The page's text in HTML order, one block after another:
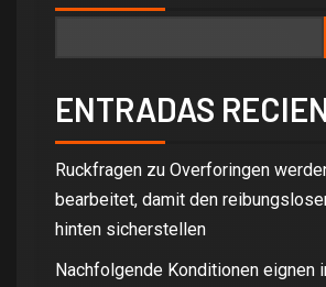
ENTRADAS
Ruckfragen zu Overforingen
bearbeitet, damit den
hinten sicherstellen
Nachfolgende Konditionen eignen